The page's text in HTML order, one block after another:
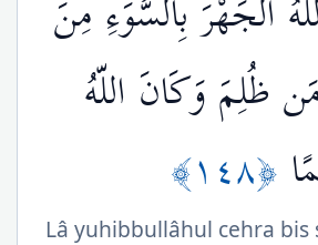
الْجَهْرَ بِالسُّوَءِ مِنَ
ظُلِمَ وَكَانَ اللّهُ
﴿١٤٨﴾
Lâ yuhibbullâhul cehra bis